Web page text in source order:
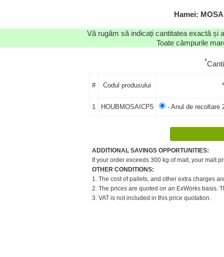
Hamei:
Vă rugăm să indicați cantitatea exactă și
Toate câmpurile
*
# Codul produsului
1 HOUBMOSAICP5 - Anul de recoltare
ADDITIONAL SAVINGS OPPORTUNITIES:
If your order exceeds 300 kg of malt, your malt
OTHER CONDITIONS:
1. The cost of pallets, and other extra charges
2. The prices are quoted on an ExWorks basis.
3. VAT is not included in this price quotation.